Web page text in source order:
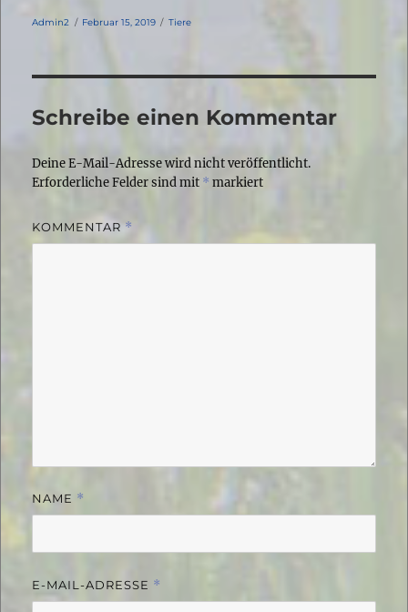
Autor
Admin2
Veröffentlicht
Februar 15, 2019 Kategorien
Tiere
Schreibe einen Kommentar
Deine E-Mail-Adresse wird nicht veröffentlicht.
Erforderliche Felder sind mit * markiert
KOMMENTAR*
NAME *
E-MAIL-ADRESSE *